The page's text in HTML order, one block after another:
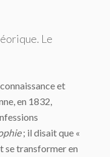
Le
et
en 1832,
; il disait que «
se transformer en